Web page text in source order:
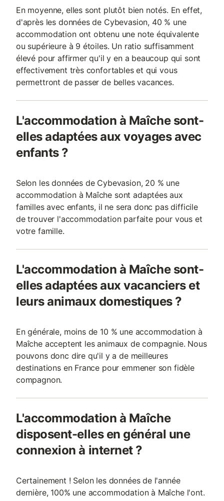
En moyenne, elles sont plutôt bien notés. En effet,
d'après les données de Cybevasion, 40 % une
accommodation ont obtenu une note équivalente
ou supérieure à 9 étoiles. Un ratio suffisamment
élevé pour affirmer qu'il y en a beaucoup qui sont
effectivement très confortables et qui vous
permettront de passer de belles vacances.
L'accommodation à Maîche sont-
elles adaptées aux voyages avec
enfants ?
Selon les données de Cybevasion, 20 % une
accommodation à Maîche sont adaptées aux
familles avec enfants, il ne sera donc pas difficile
de trouver l'accommodation parfaite pour vous et
votre famille.
L'accommodation à Maîche sont-
elles adaptées aux vacanciers et
leurs animaux domestiques ?
En générale, moins de 10 % une accommodation à
Maîche acceptent les animaux de compagnie. Nous
pouvons donc dire qu'il y a de meilleures
destinations en France pour emmener son fidèle
compagnon.
L'accommodation à Maîche
disposent-elles en général une
connexion à internet ?
Certainement ! Selon les données de l'année
dernière, 100% une accommodation à Maîche l'ont.